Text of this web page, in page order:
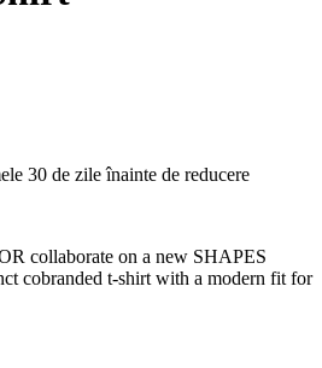
30 de zile înainte de reducere
collaborate on a new SHAPES
cobranded t-shirt with a modern fit for